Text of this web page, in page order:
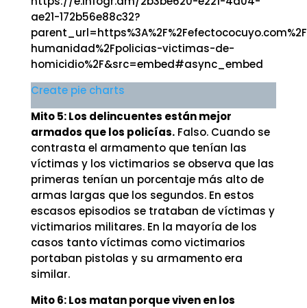
ae21-172b56e88c32?
humanidad%2Fpolicias-victimas-de-
homicidio%2F&src=embed#async_embed
Create pie charts
Mito 5: Los delincuentes están mejor
armados que los policías.Falso. Cuando se
contrasta el armamento que tenían las
víctimas y los victimarios se observa que las
primeras tenían un porcentaje más alto de
armas largas que los segundos. En estos
escasos episodios se trataban de víctimas y
victimarios militares. En la mayoría de los
casos tanto víctimas como victimarios
portaban pistolas y su armamento era
similar.
Mito 6: Los matan porque viven en los